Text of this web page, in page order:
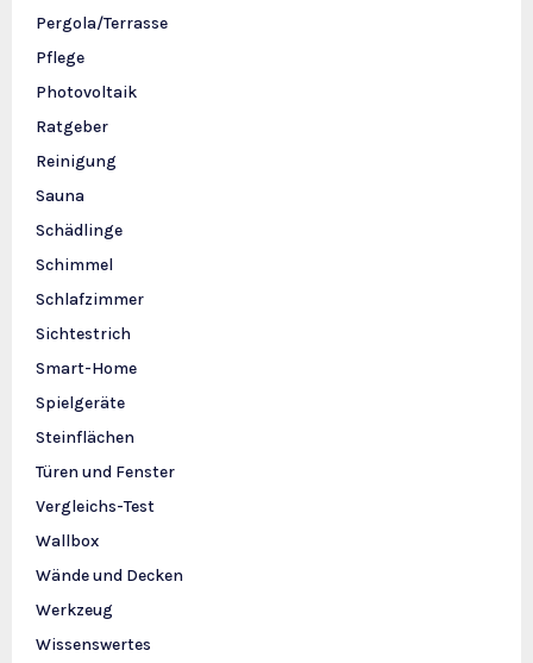
Pergola/Terrasse
Pflege
Photovoltaik
Ratgeber
Reinigung
Sauna
Schädlinge
Schimmel
Schlafzimmer
Sichtestrich
Smart-Home
Spielgeräte
Steinflächen
Türen und Fenster
Vergleichs-Test
Wallbox
Wände und Decken
Werkzeug
Wissenswertes